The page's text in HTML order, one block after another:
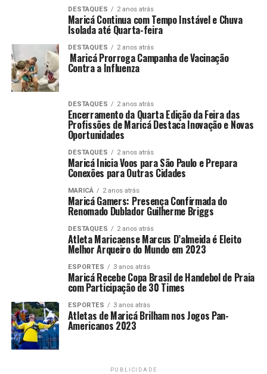
DESTAQUES 2 anos atrás
Maricá Continua com Tempo Instável e Chuva
Isolada até Quarta-feira
DESTAQUES 2 anos atrás
Maricá Prorroga Campanha de Vacinação
Contra a Influenza
DESTAQUES 2 anos atrás
Encerramento da Quarta Edição da Feira das
Profissões de Maricá Destaca Inovação e Novas
Oportunidades
DESTAQUES 2 anos atrás
Maricá Inicia Voos para São Paulo e Prepara
Conexões para Outras Cidades
MARICÁ 2 anos atrás
Maricá Gamers: Presença Confirmada do
Renomado Dublador Guilherme Briggs
DESTAQUES 2 anos atrás
Atleta Maricaense Marcus D’almeida é Eleito
Melhor Arqueiro do Mundo em 2023
ESPORTES 3 anos atrás
Maricá Recebe Copa Brasil de Handebol de Praia
com Participação de 30 Times
ESPORTES 3 anos atrás
Atletas de Maricá Brilham nos Jogos Pan-
Americanos 2023
PUBLICIDADE